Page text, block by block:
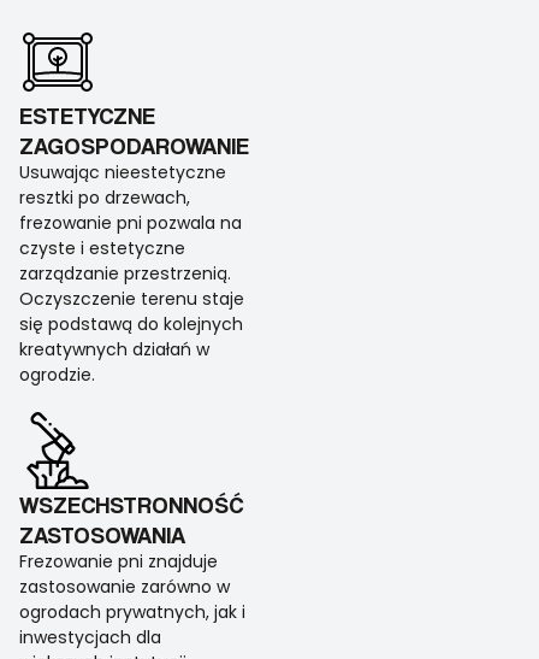
ESTETYCZNE
ZAGOSPODAROWANIE
Usuwając nieestetyczne
resztki po drzewach,
frezowanie pni pozwala na
czyste i estetyczne
zarządzanie przestrzenią.
Oczyszczenie terenu staje
się podstawą do kolejnych
kreatywnych działań w
ogrodzie.
WSZECHSTRONNOŚĆ
ZASTOSOWANIA
Frezowanie pni znajduje
zastosowanie zarówno w
ogrodach prywatnych, jak i
inwestycjach dla